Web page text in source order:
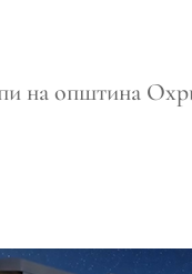
на општина